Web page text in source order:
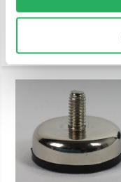
€ 39,-Incl. btw